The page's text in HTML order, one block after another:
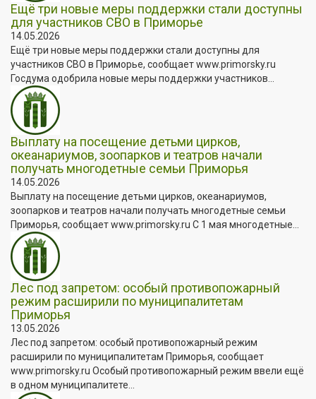
Ещё три новые меры поддержки стали доступны
для участников СВО в Приморье
14.05.2026
Ещё три новые меры поддержки стали доступны для
участников СВО в Приморье, сообщает www.primorsky.ru
Госдума одобрила новые меры поддержки участников...
Выплату на посещение детьми цирков,
океанариумов, зоопарков и театров начали
получать многодетные семьи Приморья
14.05.2026
Выплату на посещение детьми цирков, океанариумов,
зоопарков и театров начали получать многодетные семьи
Приморья, сообщает www.primorsky.ru С 1 мая многодетные...
Лес под запретом: особый противопожарный
режим расширили по муниципалитетам
Приморья
13.05.2026
Лес под запретом: особый противопожарный режим
расширили по муниципалитетам Приморья, сообщает
www.primorsky.ru Особый противопожарный режим ввели ещё
в одном муниципалитете...